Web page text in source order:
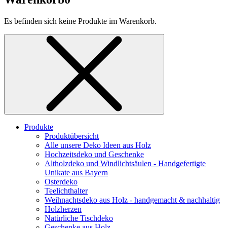
Es befinden sich keine Produkte im Warenkorb.
Produkte
Produktübersicht
Alle unsere Deko Ideen aus Holz
Hochzeitsdeko und Geschenke
Altholzdeko und Windlichtsäulen - Handgefertigte
Unikate aus Bayern
Osterdeko
Teelichthalter
Weihnachts­deko aus Holz - handgemacht & nachhaltig
Holzherzen
Natürliche Tischdeko